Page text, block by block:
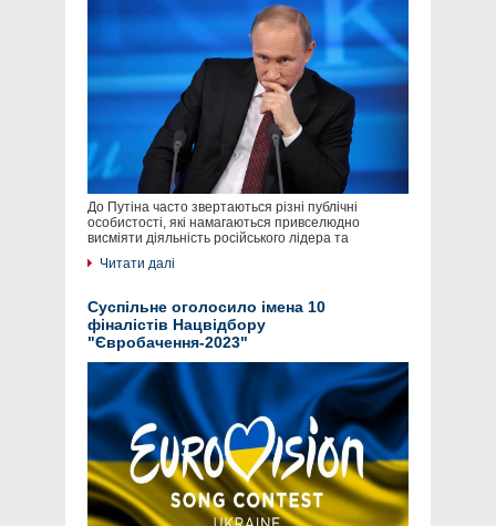
До Путіна часто звертаються різні публічні
особистості, які намагаються привселюдно
висміяти діяльність російського лідера та
Читати далі
Суспільне оголосило імена 10
фіналістів Нацвідбору
"Євробачення-2023"